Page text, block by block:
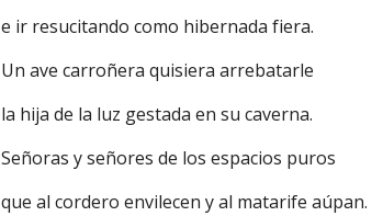
e ir resucitando como hibernada fiera.
Un ave carroñera quisiera arrebatarle
la hija de la luz gestada en su caverna.
Señoras y señores de los espacios puros
que al cordero envilecen y al matarife aúpan.